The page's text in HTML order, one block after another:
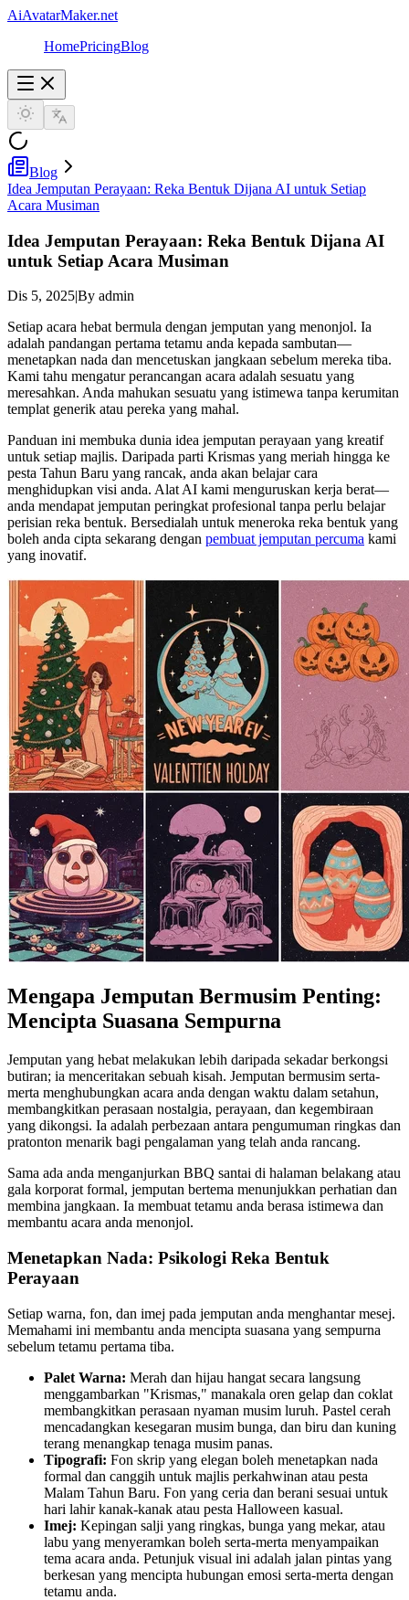
AiAvatarMaker.net
HomePricingBlog
Blog
Idea Jemputan Perayaan: Reka Bentuk Dijana AI untuk Setiap
Acara Musiman
Idea Jemputan Perayaan: Reka Bentuk Dijana AI
untuk Setiap Acara Musiman
Dis 5, 2025|By admin
Setiap acara hebat bermula dengan jemputan yang menonjol. Ia
adalah pandangan pertama tetamu anda kepada sambutan—
menetapkan nada dan mencetuskan jangkaan sebelum mereka tiba.
Kami tahu mengatur perancangan acara adalah sesuatu yang
meresahkan. Anda mahukan sesuatu yang istimewa tanpa kerumitan
templat generik atau pereka yang mahal.
Panduan ini membuka dunia idea jemputan perayaan yang kreatif
untuk setiap majlis. Daripada parti Krismas yang meriah hingga ke
pesta Tahun Baru yang rancak, anda akan belajar cara
menghidupkan visi anda. Alat AI kami menguruskan kerja berat—
anda mendapat jemputan peringkat profesional tanpa perlu belajar
perisian reka bentuk. Bersedialah untuk meneroka reka bentuk yang
boleh anda cipta sekarang dengan pembuat jemputan percuma kami
yang inovatif.
Mengapa Jemputan Bermusim Penting:
Mencipta Suasana Sempurna
Jemputan yang hebat melakukan lebih daripada sekadar berkongsi
butiran; ia menceritakan sebuah kisah. Jemputan bermusim serta-
merta menghubungkan acara anda dengan waktu dalam setahun,
membangkitkan perasaan nostalgia, perayaan, dan kegembiraan
yang dikongsi. Ia adalah perbezaan antara pengumuman ringkas dan
pratonton menarik bagi pengalaman yang telah anda rancang.
Sama ada anda menganjurkan BBQ santai di halaman belakang atau
gala korporat formal, jemputan bertema menunjukkan perhatian dan
membina jangkaan. Ia membuat tetamu anda berasa istimewa dan
membantu acara anda menonjol.
Menetapkan Nada: Psikologi Reka Bentuk
Perayaan
Setiap warna, fon, dan imej pada jemputan anda menghantar mesej.
Memahami ini membantu anda mencipta suasana yang sempurna
sebelum tetamu pertama tiba.
Palet Warna: Merah dan hijau hangat secara langsung
menggambarkan "Krismas," manakala oren gelap dan coklat
membangkitkan perasaan nyaman musim luruh. Pastel cerah
mencadangkan kesegaran musim bunga, dan biru dan kuning
terang menangkap tenaga musim panas.
Tipografi: Fon skrip yang elegan boleh menetapkan nada
formal dan canggih untuk majlis perkahwinan atau pesta
Malam Tahun Baru. Fon yang ceria dan berani sesuai untuk
hari lahir kanak-kanak atau pesta Halloween kasual.
Imej: Kepingan salji yang ringkas, bunga yang mekar, atau
labu yang menyeramkan boleh serta-merta menyampaikan
tema acara anda. Petunjuk visual ini adalah jalan pintas yang
berkesan yang mencipta hubungan emosi serta-merta dengan
tetamu anda.